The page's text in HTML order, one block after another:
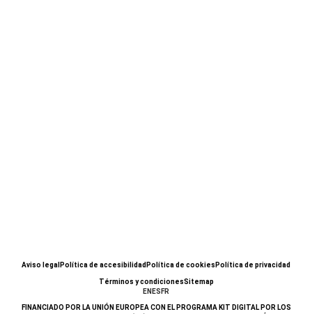
Aviso legal Política de accesibilidad Política de cookies Política de privacidad
Términos y condicionesSitemap
EN ES FR
FINANCIADO POR LA UNIÓN EUROPEA CON EL PROGRAMA KIT DIGITAL POR LOS